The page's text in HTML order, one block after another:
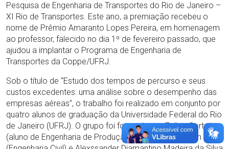
Pesquisa de Engenharia de Transportes do Rio de Janeiro –
XI Rio de Transportes. Este ano, a premiação recebeu o
nome de Prêmio Amaranto Lopes Pereira, em homenagem
ao professor, falecido no dia 1º de fevereiro passado, que
ajudou a implantar o Programa de Engenharia de
Transportes da Coppe/UFRJ.
Sob o título de “Estudo dos tempos de percurso e seus
custos excedentes: uma análise sobre o desempenho das
empresas aéreas”, o trabalho foi realizado em conjunto por
quatro alunos de graduação da Universidade Federal do Rio
de Janeiro (UFRJ). O grupo foi formado por Felipe Cortat
(aluno de Engenharia de Produção); Camilla Guberman